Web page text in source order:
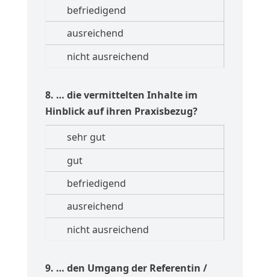
8. … die vermittelten Inhalte im
Hinblick auf ihren Praxisbezug?
9. … den Umgang der Referentin /